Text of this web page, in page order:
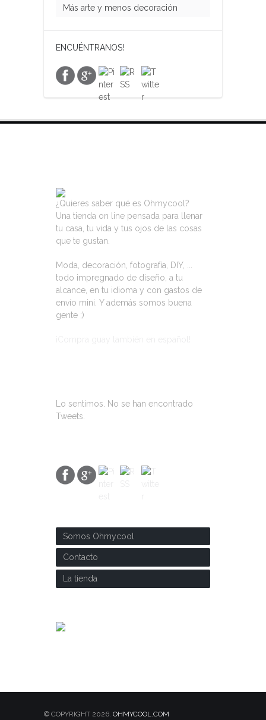
Más arte y menos decoración
ENCUÉNTRANOS!
¿Quieres saber qué es Ohmycool?
Una tienda on line pensada para llenar
tu casa, tu vida y tus ojos de las cosas
que te gustan.
Moda, decoración, fotografía, DIY, ...
todo impregnado de diseño, a tu
alcance, en tu idioma y con gastos de
envío mini. Y además somos buena
gente ;)
Lo sentimos. No se han encontrado
Tweets.
Somos Ohmycool
Contacto
La tienda
© COPYRIGHT 2026. OHMYCOOL.COM